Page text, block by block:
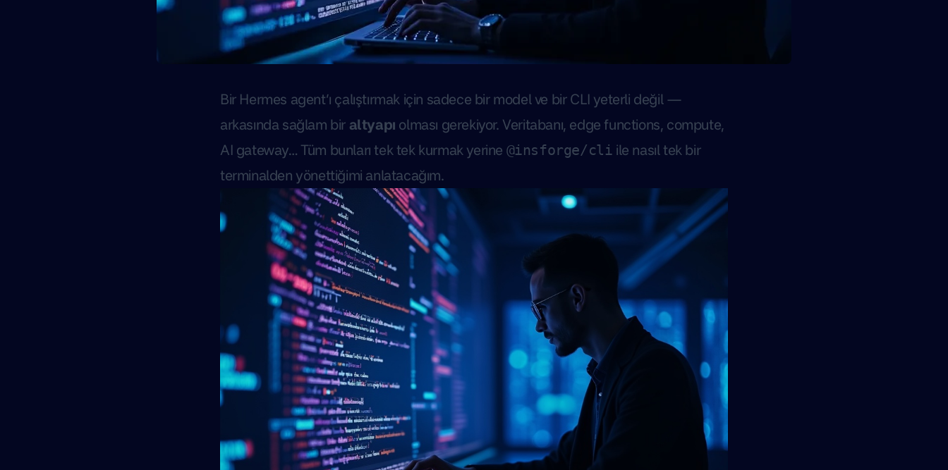
Bir Hermes agent’ı çalıştırmak için sadece bir model ve bir CLI yeterli değil —
arkasında sağlam bir altyapı olması gerekiyor. Veritabanı, edge functions, compute,
AI gateway… Tüm bunları tek tek kurmak yerine @insforge/cli ile nasıl tek bir
terminalden yönettiğimi anlatacağım.